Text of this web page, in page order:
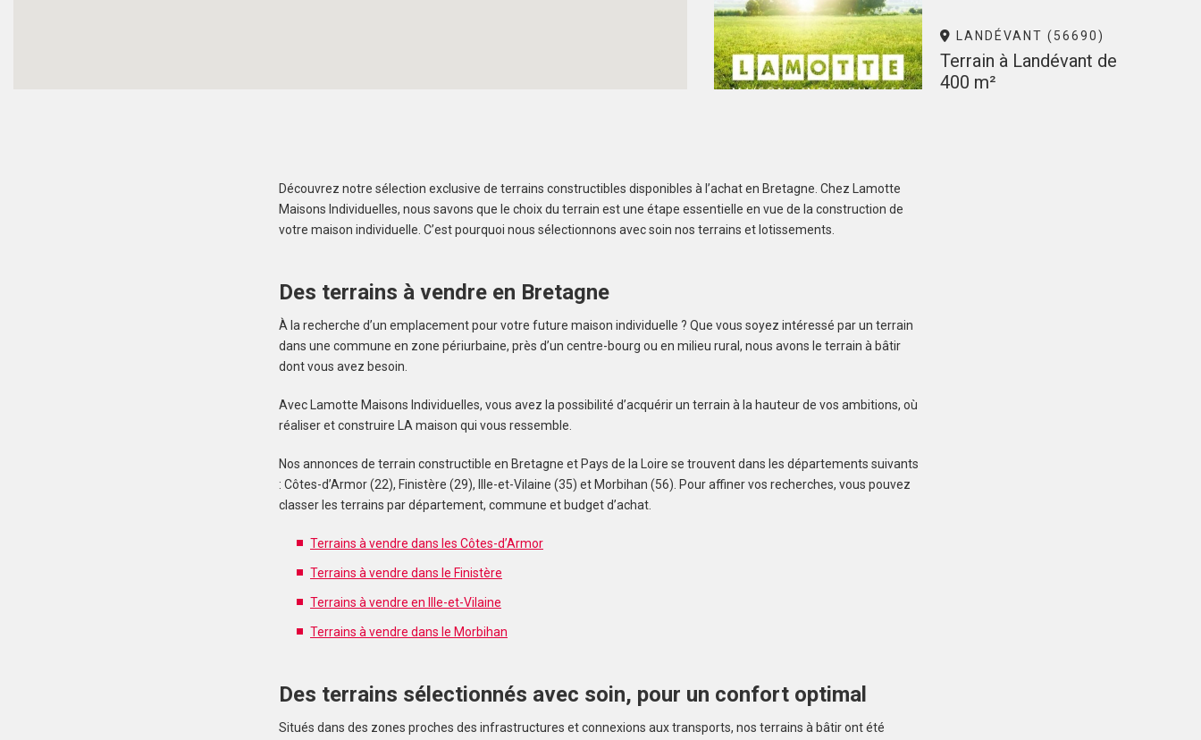
LANDÉVANT (56690)
Terrain à Landévant de
400 m²
Créez une alerte et ne manquez aucun bien
correspondant à votre recherche
Découvrez notre sélection exclusive de terrains constructibles disponibles à l’achat en Bretagne. Chez Lamotte
Maisons Individuelles, nous savons que le choix du terrain est une étape essentielle en vue de la construction de
votre maison individuelle. C’est pourquoi nous sélectionnons avec soin nos terrains et lotissements.
Des terrains à vendre en Bretagne
À la recherche d’un emplacement pour votre future maison individuelle ? Que vous soyez intéressé par un terrain
dans une commune en zone périurbaine, près d’un centre-bourg ou en milieu rural, nous avons le terrain à bâtir
dont vous avez besoin.
Avec Lamotte Maisons Individuelles, vous avez la possibilité d’acquérir un terrain à la hauteur de vos ambitions, où
réaliser et construire LA maison qui vous ressemble.
Nos annonces de terrain constructible en Bretagne et Pays de la Loire se trouvent dans les départements suivants
: Côtes-d’Armor (22), Finistère (29), Ille-et-Vilaine (35) et Morbihan (56). Pour affiner vos recherches, vous pouvez
classer les terrains par département, commune et budget d’achat.
Terrains à vendre dans les Côtes-d’Armor
Terrains à vendre dans le Finistère
Terrains à vendre en Ille-et-Vilaine
Terrains à vendre dans le Morbihan
Des terrains sélectionnés avec soin, pour un confort optimal
Situés dans des zones proches des infrastructures et connexions aux transports, nos terrains à bâtir ont été